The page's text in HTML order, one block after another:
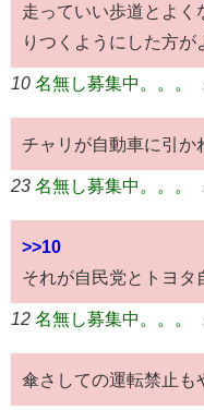
走っていい歩道とよく
りつくようにした方が
10 名無し募集中。。。
チャリが自動車に引か
23 名無し募集中。。。
>>10
それが自民党とトヨタ
12 名無し募集中。。。
傘さしての運転禁止も